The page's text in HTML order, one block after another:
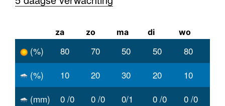
za zo ma di wo
(%) 80 70 50 50
80
(%)
10 20 30 20
10
(mm)
0 /0 0 /0 0/1 0 /0
0 /0